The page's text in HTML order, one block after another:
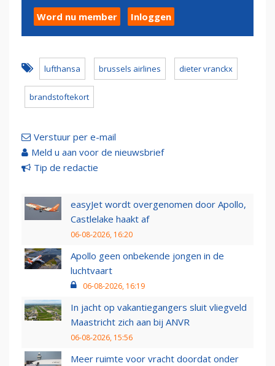
Word nu member Inloggen
lufthansa brussels airlines dieter vranckx
brandstoftekort
Verstuur per e-mail
Meld u aan voor de nieuwsbrief
Tip de redactie
easyJet wordt overgenomen door Apollo,
Castlelake haakt af
06-08-2026, 16:20
Apollo geen onbekende jongen in de
luchtvaart
06-08-2026, 16:19
In jacht op vakantiegangers sluit vliegveld
Maastricht zich aan bij ANVR
06-08-2026, 15:56
Meer ruimte voor vracht doordat onder